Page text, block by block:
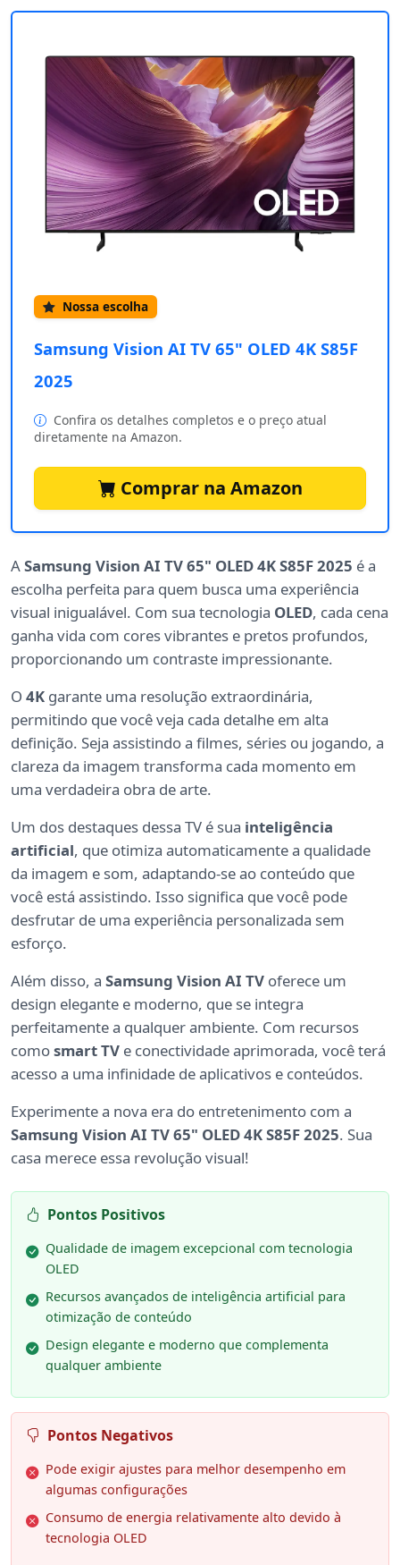
Nossa escolha
Samsung Vision AI TV 65" OLED 4K S85F
2025
Confira os detalhes completos e o preço atual
diretamente na Amazon.
Comprar na Amazon
ASamsung Vision AI TV 65" OLED 4K S85F 2025 é a
escolha perfeita para quem busca uma experiência
visual inigualável. Com sua tecnologia OLED, cada cena
ganha vida com cores vibrantes e pretos profundos,
proporcionando um contraste impressionante.
O 4K garante uma resolução extraordinária,
permitindo que você veja cada detalhe em alta
definição. Seja assistindo a filmes, séries ou jogando, a
clareza da imagem transforma cada momento em
uma verdadeira obra de arte.
Um dos destaques dessa TV é sua inteligência
artificial, que otimiza automaticamente a qualidade
da imagem e som, adaptando-se ao conteúdo que
você está assistindo. Isso significa que você pode
desfrutar de uma experiência personalizada sem
esforço.
Além disso, a Samsung Vision AI TV oferece um
design elegante e moderno, que se integra
perfeitamente a qualquer ambiente. Com recursos
comosmart TV e conectividade aprimorada, você terá
acesso a uma infinidade de aplicativos e conteúdos.
Experimente a nova era do entretenimento com a
Samsung Vision AI TV 65" OLED 4K S85F 2025. Sua
casa merece essa revolução visual!
Pontos Positivos
Qualidade de imagem excepcional com tecnologia
OLED
Recursos avançados de inteligência artificial para
otimização de conteúdo
Design elegante e moderno que complementa
qualquer ambiente
Pontos Negativos
Pode exigir ajustes para melhor desempenho em
algumas configurações
Consumo de energia relativamente alto devido à
tecnologia OLED